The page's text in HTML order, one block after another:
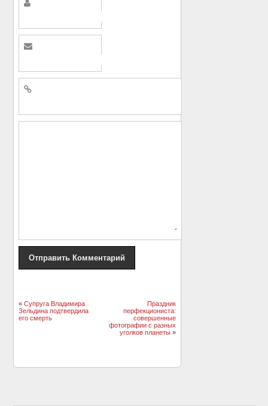
«Супруга Владимира
Зельдина подтвердила
его смерть
Праздник
перфекциониста:
совершенные
фотографии с разных
уголков планеты»